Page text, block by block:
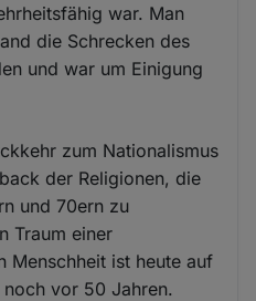
war. Man
die Schrecken des
und war um Einigung
zum Nationalismus
der Religionen, die
und 70ern zu
Traum einer
Menschheit ist heute auf
vor 50 Jahren.